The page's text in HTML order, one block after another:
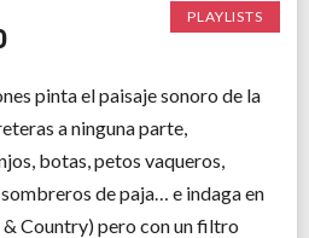
PLAYLISTS
pinta el paisaje sonoro de la
a ninguna parte,
botas, petos vaqueros,
de paja… e indaga en
& Country) pero con un filtro